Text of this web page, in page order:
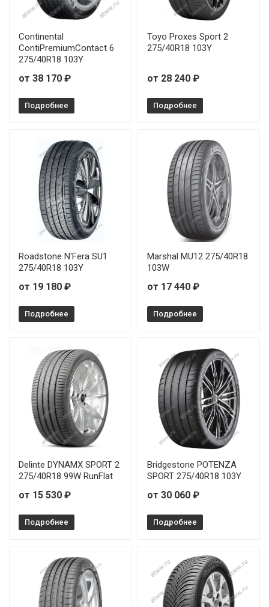
Continental
ContiPremiumContact 6
275/40R18 103Y
от 38 170 ₽
Подробнее
Toyo Proxes Sport 2
275/40R18 103Y
от 28 240 ₽
Подробнее
Roadstone N'Fera SU1
275/40R18 103Y
от 19 180 ₽
Подробнее
Marshal MU12 275/40R18
103W
от 17 440 ₽
Подробнее
Delinte DYNAMX SPORT 2
275/40R18 99W RunFlat
от 15 530 ₽
Подробнее
Bridgestone POTENZA
SPORT 275/40R18 103Y
от 30 060 ₽
Подробнее